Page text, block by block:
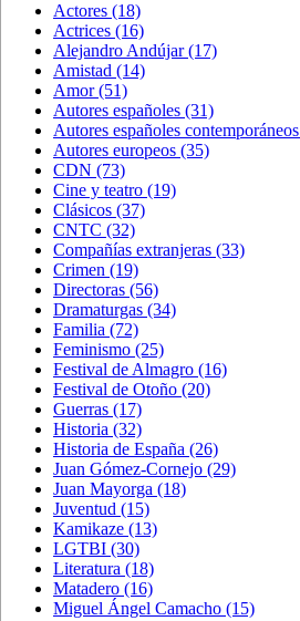
Actores (18)
Actrices (16)
Alejandro Andújar(17)
Amistad (14)
Amor(51)
Autores españoles (31)
Autores españoles contemporáneos
Autores europeos (35)
CDN (73)
Cine y teatro (19)
Clásicos (37)
CNTC (32)
Compañías extranjeras (33)
Crimen (19)
Directoras (56)
Dramaturgas (34)
Familia (72)
Feminismo (25)
Festival de Almagro (16)
Festival de Otoño (20)
Guerras (17)
Historia (32)
Historia de España (26)
Juan Gómez-Cornejo (29)
Juan Mayorga (18)
Juventud (15)
Kamikaze (13)
LGTBI (30)
Literatura (18)
Matadero (16)
Miguel Ángel Camacho (15)